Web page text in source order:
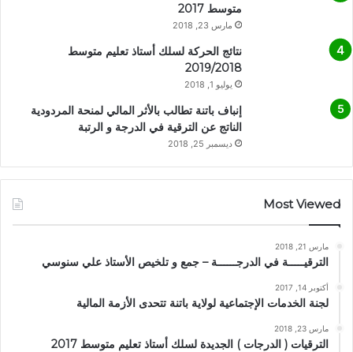
متوسط 2017
مارس 23, 2018
نتائج الحركة لسلك أستاذ تعليم متوسط
2019/2018
يوليو 1, 2018
إنباف باتنة تطالب بالأثر المالي لمنحة المردودية
الناتج عن الترقية في الدرجة و الرتبة
ديسمبر 25, 2018
Most Viewed
مارس 21, 2018
الترقيـــــة في الدرجــــــة – جمع و تلخيص الأستاذ علي سنوسي
أكتوبر 14, 2017
لجنة الخدمات الإجتماعية لولاية باتنة تتحدى الأزمة المالية
مارس 23, 2018
الترقيات ( الدرجات ) الجديدة لسلك أستاذ تعليم متوسط 2017